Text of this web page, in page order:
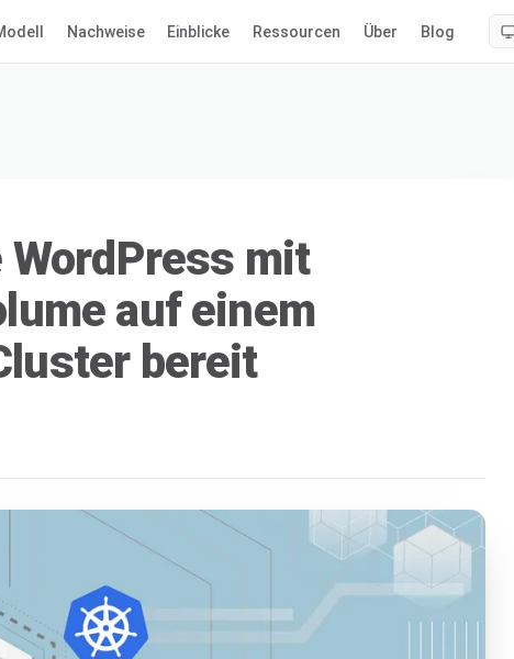
Nachweise Einblicke Ressourcen Über Blog
WordPress mit
auf einem
bereit